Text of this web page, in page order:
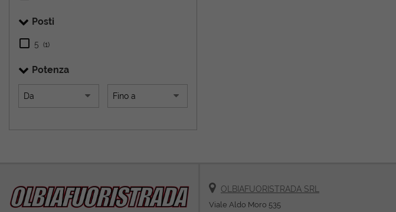
Posti
5 (1)
Potenza
OLBIAFUORISTRADA SRL
Viale Aldo Moro 535